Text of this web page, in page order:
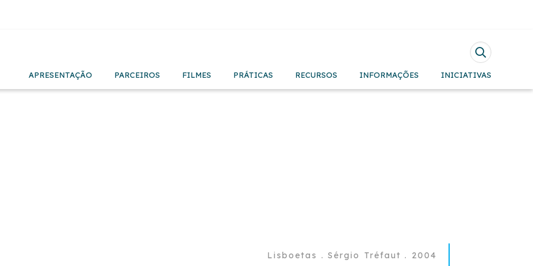
APRESENTAÇÃO PARCEIROS FILMES PRÁTICAS RECURSOS INFORMAÇÕES INICIATIVAS
Lisboetas . Sérgio Tréfaut . 2004